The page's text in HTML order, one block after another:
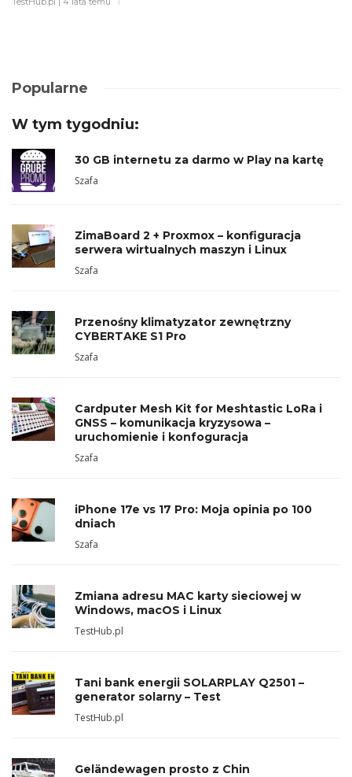
Popularne
W tym tygodniu:
30 GB internetu za darmo w Play na kartę
Szafa
ZimaBoard 2 + Proxmox – konfiguracja
serwera wirtualnych maszyn i Linux
Szafa
Przenośny klimatyzator zewnętrzny
CYBERTAKE S1 Pro
Szafa
Cardputer Mesh Kit for Meshtastic LoRa i
GNSS – komunikacja kryzysowa –
uruchomienie i konfoguracja
Szafa
iPhone 17e vs 17 Pro: Moja opinia po 100
dniach
Szafa
Zmiana adresu MAC karty sieciowej w
Windows, macOS i Linux
TestHub.pl
Tani bank energii SOLARPLAY Q2501 –
generator solarny – Test
TestHub.pl
Geländewagen prosto z Chin